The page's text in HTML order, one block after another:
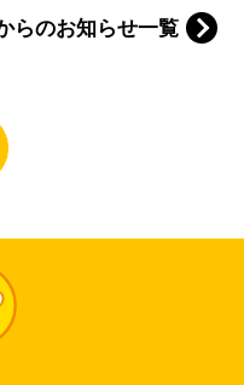
らのお知らせ一覧